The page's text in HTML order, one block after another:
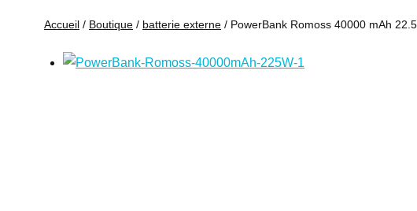
Accueil / Boutique / batterie externe / PowerBank Romoss 40000 mAh